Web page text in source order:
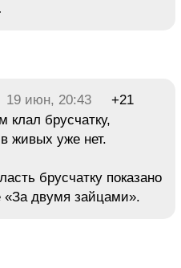
19 июн, 20:43
+21
клал брусчатку,
живых уже нет.
брусчатку показано
двумя зайцами».